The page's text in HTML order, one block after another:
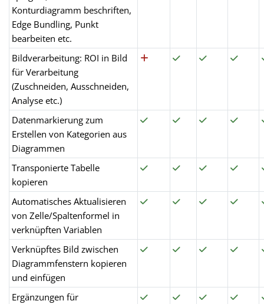
Konturdiagramm beschriften,
Edge Bundling, Punkt
bearbeiten etc.
Bildverarbeitung: ROI in Bild
für Verarbeitung
(Zuschneiden, Ausschneiden,
Analyse etc.)
Datenmarkierung zum
Erstellen von Kategorien aus
Diagrammen
Transponierte Tabelle
kopieren
Automatisches Aktualisieren
von Zelle/Spaltenformel in
verknüpften Variablen
Verknüpftes Bild zwischen
Diagrammfenstern kopieren
und einfügen
Ergänzungen für